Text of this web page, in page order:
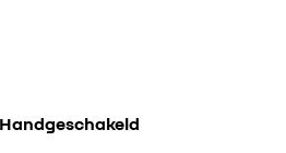
handgeschakeld